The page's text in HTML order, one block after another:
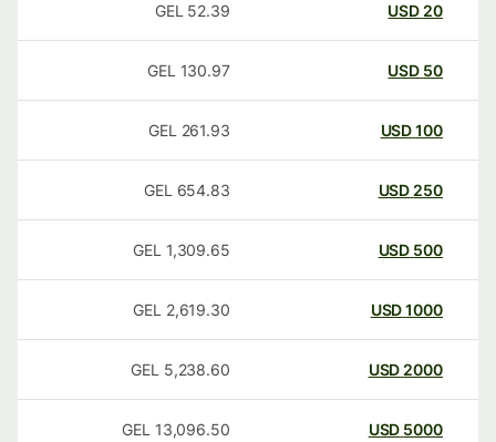
20
USD
52.39
GEL
50
USD
130.97
GEL
100
USD
261.93
GEL
250
USD
654.83
GEL
500
USD
1,309.65
GEL
1000
USD
2,619.30
GEL
2000
USD
5,238.60
GEL
5000
USD
13,096.50
GEL